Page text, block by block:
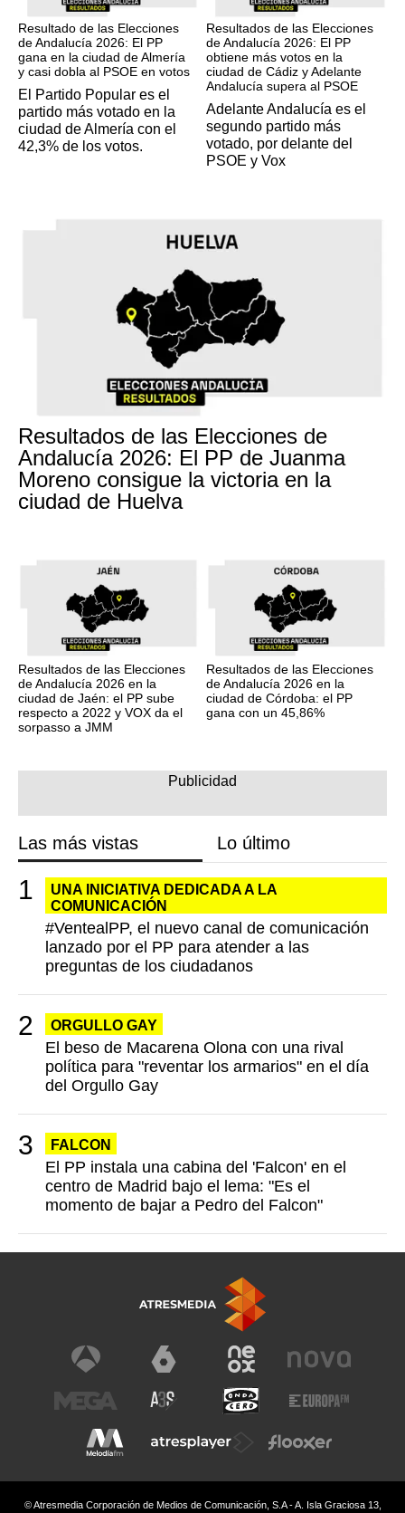
Resultado de las Elecciones
de Andalucía 2026: El PP
gana en la ciudad de Almería
y casi dobla al PSOE en votos
El Partido Popular es el
partido más votado en la
ciudad de Almería con el
42,3% de los votos.
Resultados de las Elecciones
de Andalucía 2026: El PP
obtiene más votos en la
ciudad de Cádiz y Adelante
Andalucía supera al PSOE
Adelante Andalucía es el
segundo partido más
votado, por delante del
PSOE y Vox
Resultados de las Elecciones de
Andalucía 2026: El PP de Juanma
Moreno consigue la victoria en la
ciudad de Huelva
Resultados de las Elecciones
de Andalucía 2026 en la
ciudad de Jaén: el PP sube
respecto a 2022 y VOX da el
sorpasso a JMM
Resultados de las Elecciones
de Andalucía 2026 en la
ciudad de Córdoba: el PP
gana con un 45,86%
Las más vistas Lo último
UNA INICIATIVA DEDICADA A LA
COMUNICACIÓN
#VentealPP, el nuevo canal de comunicación
lanzado por el PP para atender a las
preguntas de los ciudadanos
ORGULLO GAY
El beso de Macarena Olona con una rival
política para "reventar los armarios" en el día
del Orgullo Gay
FALCON
El PP instala una cabina del 'Falcon' en el
centro de Madrid bajo el lema: "Es el
momento de bajar a Pedro del Falcon"
© Atresmedia Corporación de Medios de Comunicación, S.A - A. Isla Graciosa 13,